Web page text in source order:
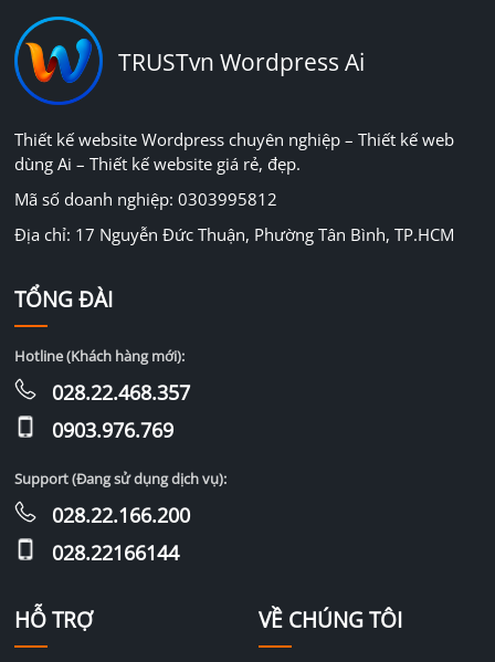
TRUSTvn Wordpress Ai
Thiết kế website Wordpress chuyên nghiệp – Thiết kế web
dùng Ai – Thiết kế website giá rẻ, đẹp.
Mã số doanh nghiệp: 0303995812
Địa chỉ: 17 Nguyễn Đức Thuận, Phường Tân Bình, TP.HCM
HỖ TRỢ VỀ CHÚNG TÔI
TỔNG ĐÀI
Hotline (Khách hàng mới):
028.22.468.357
0903.976.769
Support (Đang sử dụng dịch vụ):
028.22.166.200
028.22166144